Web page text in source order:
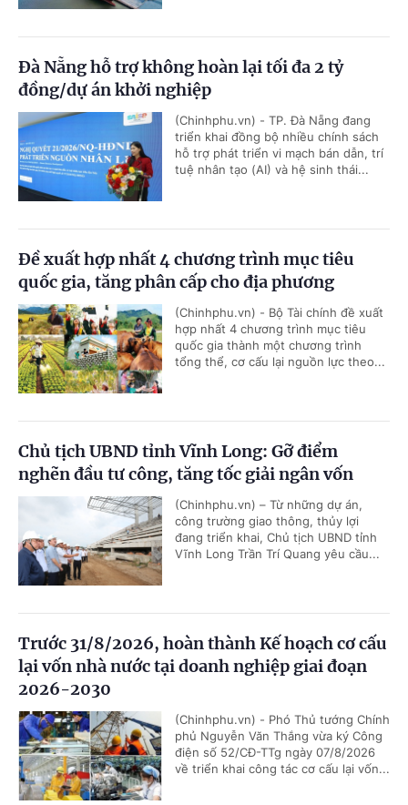
Đà Nẵng hỗ trợ không hoàn lại tối đa 2 tỷ
đồng/dự án khởi nghiệp
(Chinhphu.vn) - TP. Đà Nẵng đang
triển khai đồng bộ nhiều chính sách
hỗ trợ phát triển vi mạch bán dẫn, trí
tuệ nhân tạo (AI) và hệ sinh thái...
Đề xuất hợp nhất 4 chương trình mục tiêu
quốc gia, tăng phân cấp cho địa phương
(Chinhphu.vn) - Bộ Tài chính đề xuất
hợp nhất 4 chương trình mục tiêu
quốc gia thành một chương trình
tổng thể, cơ cấu lại nguồn lực theo...
Chủ tịch UBND tỉnh Vĩnh Long: Gỡ điểm
nghẽn đầu tư công, tăng tốc giải ngân vốn
(Chinhphu.vn) – Từ những dự án,
công trường giao thông, thủy lợi
đang triển khai, Chủ tịch UBND tỉnh
Vĩnh Long Trần Trí Quang yêu cầu...
Trước 31/8/2026, hoàn thành Kế hoạch cơ cấu
lại vốn nhà nước tại doanh nghiệp giai đoạn
2026-2030
(Chinhphu.vn) - Phó Thủ tướng Chính
phủ Nguyễn Văn Thắng vừa ký Công
điện số 52/CĐ-TTg ngày 07/8/2026
về triển khai công tác cơ cấu lại vốn...